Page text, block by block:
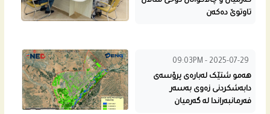
تاوتوێ ده‌كه‌ن
09:03PM - 2025-07-29
هه‌مو شتێک له‌باره‌ى پرۆسه‌ى
دابه‌شكردنى زه‌وی به‌سه‌ر
فه‌رمانبه‌راندا له‌ گه‌رمیان